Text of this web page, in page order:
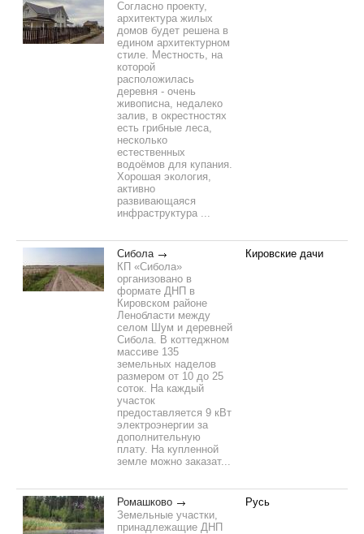
Согласно проекту,
архитектура жилых
домов будет решена в
едином архитектурном
стиле. Местность, на
которой
расположилась
деревня - очень
живописна, недалеко
залив, в окрестностях
есть грибные леса,
несколько
естественных
водоёмов для купания.
Хорошая экология,
активно
развивающаяся
инфраструктура ...
Сибола
КП «Сибола»
организовано в
формате ДНП в
Кировском районе
Ленобласти между
селом Шум и деревней
Сибола. В коттеджном
массиве 135
земельных наделов
размером от 10 до 25
соток. На каждый
участок
предоставляется 9 кВт
электроэнергии за
дополнительную
плату. На купленной
земле можно заказат...
Кировские дачи
Ромашково
Земельные участки,
принадлежащие ДНП
Русь